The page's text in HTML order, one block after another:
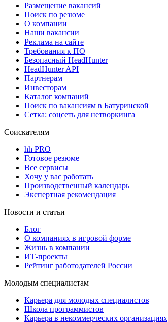
Размещение вакансий
Поиск по резюме
О компании
Наши вакансии
Реклама на сайте
Требования к ПО
Безопасный HeadHunter
HeadHunter API
Партнерам
Инвесторам
Каталог компаний
Поиск по вакансиям в Батуринской
Сетка: соцсеть для нетворкинга
Соискателям
hh PRO
Готовое резюме
Все сервисы
Хочу у вас работать
Производственный календарь
Экспертная рекомендация
Новости и статьи
Блог
О компаниях в игровой форме
Жизнь в компании
ИТ-проекты
Рейтинг работодателей России
Молодым специалистам
Карьера для молодых специалистов
Школа программистов
Карьера в некоммерческих организациях